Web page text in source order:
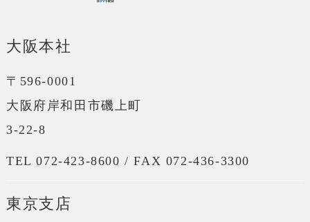
大阪本社
〒596-0001
大阪府岸和田市磯上町
3-22-8
TEL 072-423-8600 / FAX 072-436-3300
東京支店